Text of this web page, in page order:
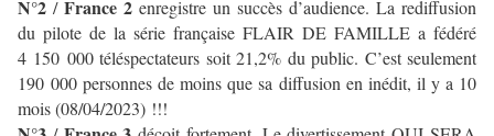
N°2 / France 2 enregistre un succès d’audience. La rediffusion
du pilote de la série française FLAIR DE FAMILLE a fédéré
4 150 000 téléspectateurs soit 21,2% du public. C’est seulement
190 000 personnes de moins que sa diffusion en inédit, il y a 10
mois (08/04/2023) !!!